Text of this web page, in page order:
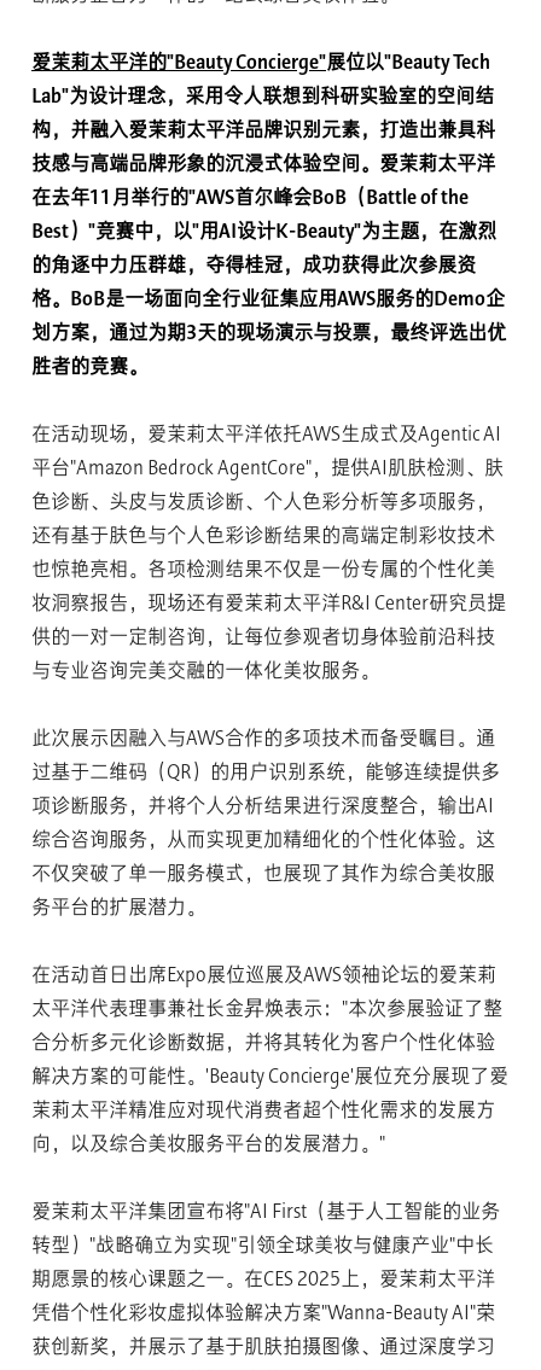
爱茉莉太平洋的"Beauty Concierge"展位以"Beauty Tech
Lab"为设计理念，采用令人联想到科研实验室的空间结
构，并融入爱茉莉太平洋品牌识别元素，打造出兼具科
技感与高端品牌形象的沉浸式体验空间。爱茉莉太平洋
在去年11月举行的"AWS首尔峰会BoB（Battle of the
Best）"竞赛中，以"用AI设计K-Beauty"为主题，在激烈
的角逐中力压群雄，夺得桂冠，成功获得此次参展资
格。BoB是一场面向全行业征集应用AWS服务的Demo企
划方案，通过为期3天的现场演示与投票，最终评选出优
胜者的竞赛。
在活动现场，爱茉莉太平洋依托AWS生成式及Agentic AI
平台"Amazon Bedrock AgentCore"，提供AI肌肤检测、肤
色诊断、头皮与发质诊断、个人色彩分析等多项服务，
还有基于肤色与个人色彩诊断结果的高端定制彩妆技术
也惊艳亮相。各项检测结果不仅是一份专属的个性化美
妆洞察报告，现场还有爱茉莉太平洋R&I Center研究员提
供的一对一定制咨询，让每位参观者切身体验前沿科技
与专业咨询完美交融的一体化美妆服务。
此次展示因融入与AWS合作的多项技术而备受瞩目。通
过基于二维码（QR）的用户识别系统，能够连续提供多
项诊断服务，并将个人分析结果进行深度整合，输出AI
综合咨询服务，从而实现更加精细化的个性化体验。这
不仅突破了单一服务模式，也展现了其作为综合美妆服
务平台的扩展潜力。
在活动首日出席Expo展位巡展及AWS领袖论坛的爱茉莉
太平洋代表理事兼社长金昇焕表示："本次参展验证了整
合分析多元化诊断数据，并将其转化为客户个性化体验
解决方案的可能性。'Beauty Concierge'展位充分展现了爱
茉莉太平洋精准应对现代消费者超个性化需求的发展方
向，以及综合美妆服务平台的发展潜力。"
爱茉莉太平洋集团宣布将"AI First（基于人工智能的业务
转型）"战略确立为实现"引领全球美妆与健康产业"中长
期愿景的核心课题之一。在CES 2025上，爱茉莉太平洋
凭借个性化彩妆虚拟体验解决方案"Wanna-Beauty AI"荣
获创新奖，并展示了基于肌肤拍摄图像、通过深度学习